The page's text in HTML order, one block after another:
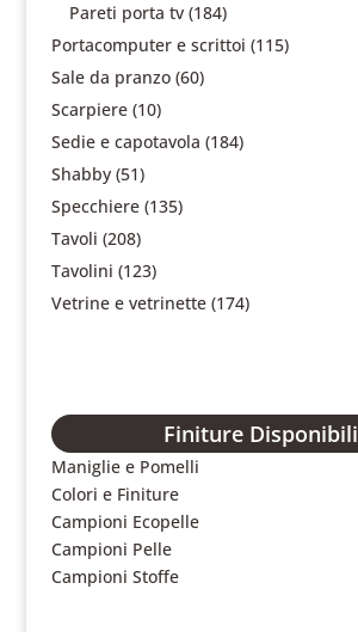
Pareti porta tv (184)
Portacomputer e scrittoi (115)
Sale da pranzo (60)
Scarpiere (10)
Sedie e capotavola (184)
Shabby (51)
Specchiere (135)
Tavoli (208)
Tavolini (123)
Vetrine e vetrinette (174)
Finiture Disponibili
Maniglie e Pomelli
Colori e Finiture
Campioni Ecopelle
Campioni Pelle
Campioni Stoffe